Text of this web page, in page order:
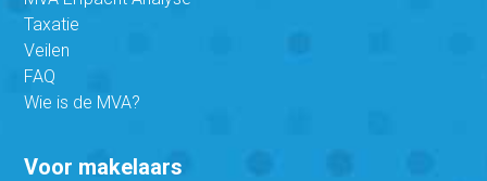
Taxatie
Veilen
FAQ
Wie is de MVA?
Voor makelaars